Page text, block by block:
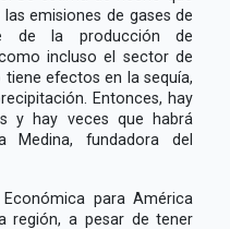
emisiones de gases de
de la producción de
incluso el sector de
efectos en la sequía,
Entonces, hay
y hay veces que habrá
Medina, fundadora del
para América
región, a pesar de tener